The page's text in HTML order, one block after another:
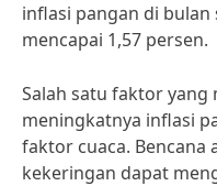
inflasi pangan di bulan
mencapai 1,57 persen.
Salah satu faktor yang
meningkatnya inflasi
faktor cuaca. Bencana
kekeringan dapat